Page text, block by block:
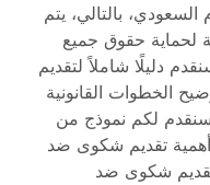
بالتالي، يتم
لحماية حقوق جميع
دليلًا شاملاً لتقديم
القانونية
سنقدم لكم نموذج من
تقديم شكوى ضد
شكوى ضد